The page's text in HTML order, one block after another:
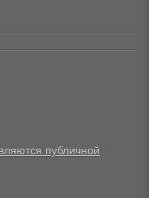
публичной